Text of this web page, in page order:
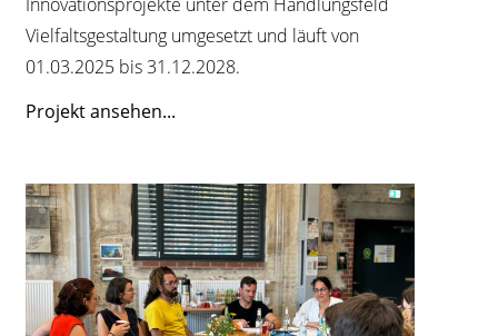
Vielfaltsgestaltung umgesetzt und läuft von
01.03.2025 bis 31.12.2028.
Projekt ansehen...